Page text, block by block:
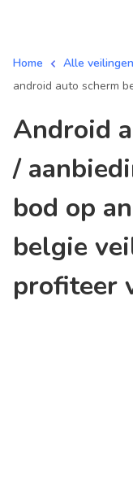
Home Alle veilingen
android auto scherm
android auto scherm belgie
/
bod op
belgie
profiteer